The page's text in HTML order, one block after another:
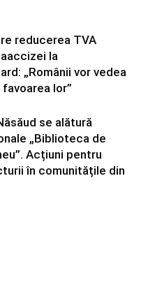
reducerea TVA
la
„Românii vor vedea
lor”
se alătură
„Biblioteca de
Acțiuni pentru
în comunitățile din